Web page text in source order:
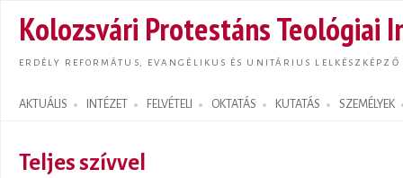
Kolozsvári Protestáns Teológiai
ERDÉLY REFORMÁTUS, EVANGÉLIKUS ÉS UNITÁRIUS LELKÉSZKÉPZŐ
AKTUÁLIS INTÉZET FELVÉTELI OKTATÁS KUTATÁS SZEMÉLYEK
Search form
Teljes szívvel